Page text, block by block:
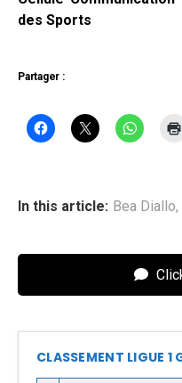
des Sports
Partager :
In this article: Bea Diallo,
CLASSEMENT LIGUE 1